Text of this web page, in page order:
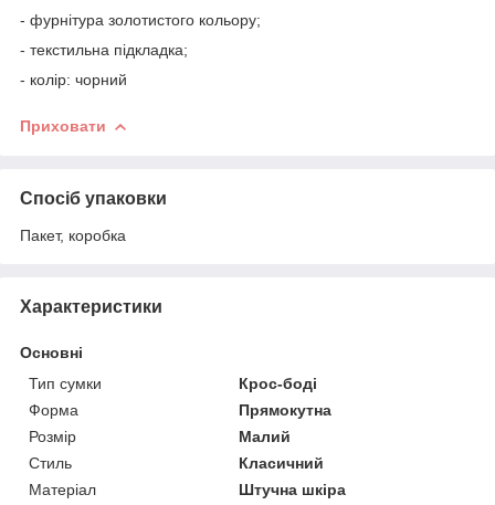
- фурнітура золотистого кольору;
- текстильна підкладка;
- колір: чорний
Приховати
Спосіб упаковки
Пакет, коробка
Характеристики
Основні
Тип сумки
Крос-боді
Форма
Прямокутна
Розмір
Малий
Стиль
Класичний
Матеріал
Штучна шкіра